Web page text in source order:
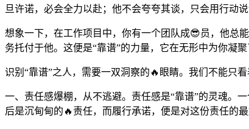
旦许诺，必会全力以赴；他不会夸夸其谈，只会用行动
想象一下，在工作项目中，你有一个团队成😎员，他总
务托付于他。这便是“靠谱”的力量，它在无形中为你凝
识别“靠谱”之人，需要一双洞察的🔥眼睛。我们不能只
一、责任感爆棚，从不逃避。责任感是“靠谱”的灵魂。
后是沉甸甸的🔥责任，而履行承诺，便是对这份责任的